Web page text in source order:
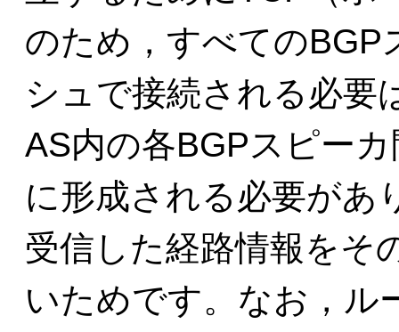
のため，すべてのBGP
シュで接続される必要
AS内の各BGPスピー
に形成される必要があ
受信した経路情報をそ
いためです。なお，ル